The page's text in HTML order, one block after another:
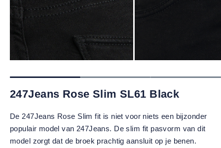
247Jeans Rose Slim SL61 Black
De 247Jeans Rose Slim fit is niet voor niets een bijzonder
populair model van 247Jeans. De slim fit pasvorm van dit
model zorgt dat de broek prachtig aansluit op je benen.